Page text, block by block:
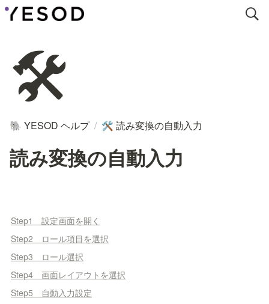
🛠
🐘 YESOD ヘルプ / 🛠 読み変換の自動入力
読み変換の自動入力
Step1 設定画面を開く
Step2 ロール項目を選択
Step3 ロール選択
Step4 画面レイアウトを選択
Step5 自動入力設定